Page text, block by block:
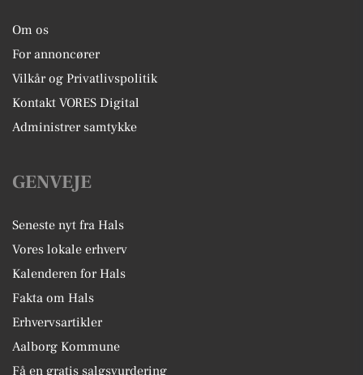
Om os
For annoncører
Vilkår og Privatlivspolitik
Kontakt VORES Digital
Administrer samtykke
GENVEJE
Seneste nyt fra Hals
Vores lokale erhverv
Kalenderen for Hals
Fakta om Hals
Erhvervsartikler
Aalborg Kommune
Få en gratis salgsvurdering